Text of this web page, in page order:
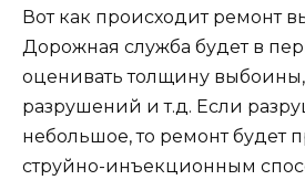
Вот как происходит ремонт
Дорожная служба будет в
оценивать толщину выбоины,
разрушений и т.д. Если
небольшое, то ремонт будет
струйно-инъекционным